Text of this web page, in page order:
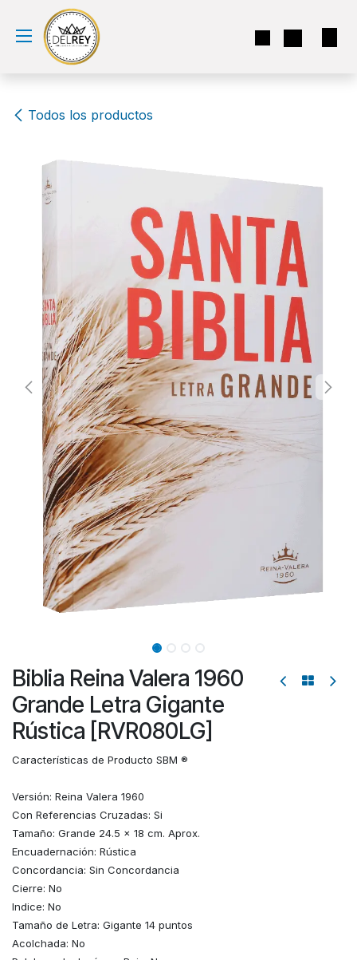
Ir al contenido
Todos los productos
Biblia Reina Valera 1960
Grande Letra Gigante
Rústica [RVR080LG]
Características de Producto SBM ®
Versión: Reina Valera 1960
Con Referencias Cruzadas: Si
Tamaño: Grande 24.5 x 18 cm. Aprox.
Encuadernación: Rústica
Concordancia: Sin Concordancia
Cierre: No
Indice: No
Tamaño de Letra: Gigante 14 puntos
Acolchada: No